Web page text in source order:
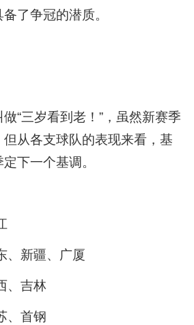
了争冠的潜质。
“三岁看到老！”，虽然新赛季
从各支球队的表现来看，基
下一个基调。
、新疆、广厦
、吉林
、首钢